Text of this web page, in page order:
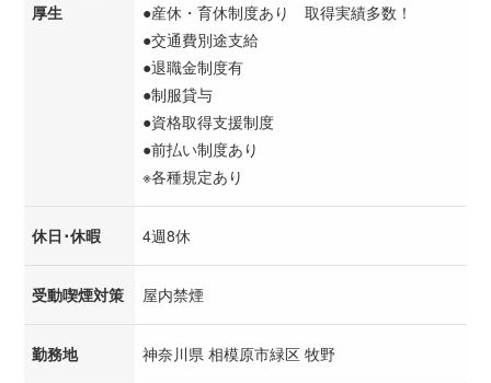
厚生
●産休・育休制度あり 取得実績多数！
●交通費別途支給
●退職金制度有
●制服貸与
●資格取得支援制度
●前払い制度あり
※各種規定あり
休日･休暇 4週8休
受動喫煙対策 屋内禁煙
勤務地 神奈川県 相模原市緑区 牧野